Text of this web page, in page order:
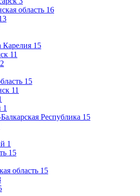
область 16
Карелия 15
11
2
15
11
1
Республика 15
1
15
область 15